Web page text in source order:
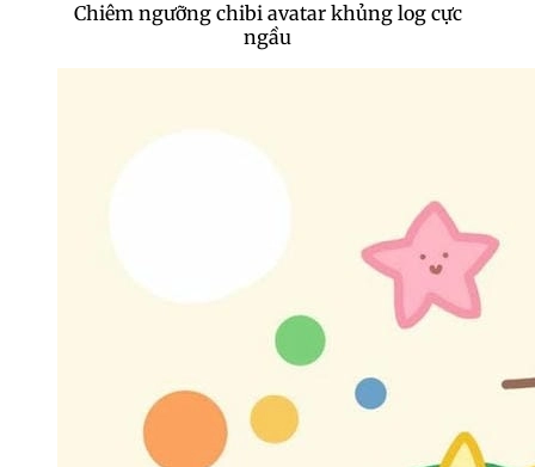
Chiêm ngưỡng chibi avatar khủng log cực
ngầu